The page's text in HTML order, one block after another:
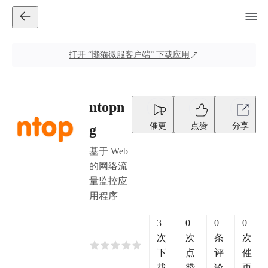
打开 “懒猫微服客户端” 下载应用
ntopn
g
基于 Web
的网络流
量监控应
用程序
催更 点赞 分享
3
次
下
0
次
点
0
条
评
0
次
催